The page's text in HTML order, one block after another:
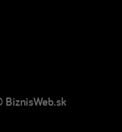
BiznisWeb.sk